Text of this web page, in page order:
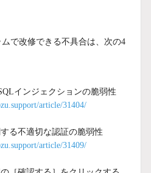
で改修できる不具合は、次の4
インジェクションの脆弱性
article/31404/
る不適切な認証の脆弱性
article/31409/